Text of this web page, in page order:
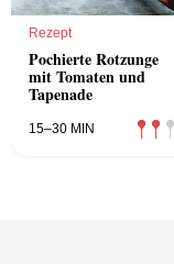
Rezept
Pochierte Rotzunge
mit Tomaten und
Tapenade
15–30 MIN